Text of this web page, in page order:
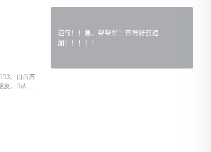
、白首齐
友，从今
造句！！急，帮帮忙！答得好的追
加！！！！！